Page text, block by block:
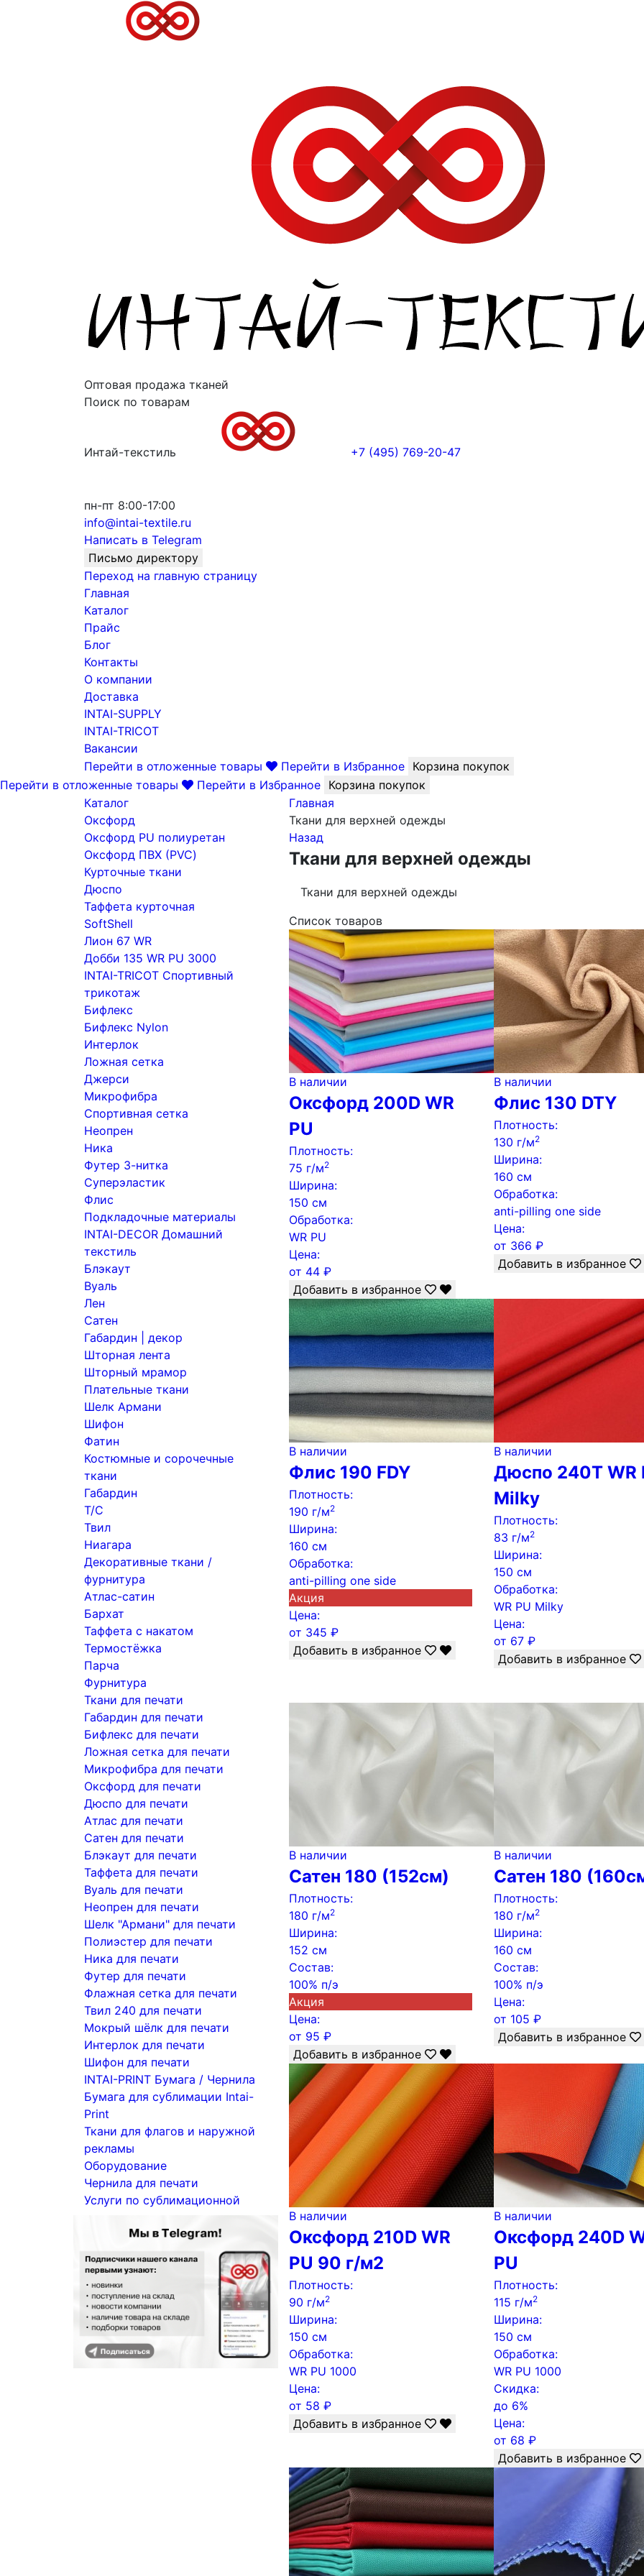
Оптовая продажа тканей
Поиск по товарам
Интай-текстиль +7 (495) 769-20-47
пн-пт 8:00-17:00
info@intai-textile.ru
Написать в Telegram
Письмо директору
Переход на главную страницу
Главная
Каталог
Прайс
Блог
Контакты
О компании
Доставка
INTAI-SUPPLY
INTAI-TRICOT
Вакансии
Перейти в отложенные товары
Перейти в Избранное Корзина покупок
Перейти в отложенные товары
Перейти в Избранное Корзина покупок
Каталог
Оксфорд
Оксфорд PU полиуретан
Оксфорд ПВХ (PVC)
Курточные ткани
Дюспо
Таффета курточная
SoftShell
Лион 67 WR
Добби 135 WR PU 3000
INTAI-TRICOT Спортивный
трикотаж
Бифлекс
Бифлекс Nylon
Интерлок
Ложная сетка
Джерси
Микрофибра
Спортивная сетка
Неопрен
Ника
Футер 3-нитка
Суперэластик
Флис
Подкладочные материалы
INTAI-DECOR Домашний
текстиль
Блэкаут
Вуаль
Лен
Сатен
Габардин | декор
Шторная лента
Шторный мрамор
Плательные ткани
Шелк Армани
Шифон
Фатин
Костюмные и сорочечные
ткани
Габардин
Т/С
Твил
Ниагара
Декоративные ткани /
фурнитура
Атлас-сатин
Бархат
Таффета с накатом
Термостёжка
Парча
Фурнитура
Ткани для печати
Габардин для печати
Бифлекс для печати
Ложная сетка для печати
Микрофибра для печати
Оксфорд для печати
Дюспо для печати
Атлас для печати
Сатен для печати
Блэкаут для печати
Таффета для печати
Вуаль для печати
Неопрен для печати
Шелк "Армани" для печати
Полиэстер для печати
Ника для печати
Футер для печати
Флажная сетка для печати
Твил 240 для печати
Мокрый шёлк для печати
Интерлок для печати
Шифон для печати
INTAI-PRINT Бумага / Чернила
Бумага для сублимации Intai-
Print
Ткани для флагов и наружной
рекламы
Оборудование
Чернила для печати
Услуги по сублимационной
Главная
Ткани для верхней одежды
Назад
Ткани для верхней одежды
Ткани для верхней одежды
Список товаров
В наличии
Оксфорд 200D WR
PU
Плотность:
75 г/м2
Ширина:
150 см
Обработка:
WR PU
Цена:
от 44 ₽
Добавить в избранное
В наличии
Флис 130 DTY
Плотность:
130 г/м2
Ширина:
160 см
Обработка:
anti-pilling one side
Цена:
от 366 ₽
Добавить в избранное
В наличии
Флис 190 FDY
Плотность:
190 г/м2
Ширина:
160 см
Обработка:
anti-pilling one side
Акция
Цена:
от 345 ₽
Добавить в избранное
В наличии
Дюспо 240Т WR
Milky
Плотность:
83 г/м2
Ширина:
150 см
Обработка:
WR PU Milky
Цена:
от 67 ₽
Добавить в избранное
В наличии
Сатен 180 (152см)
Плотность:
180 г/м2
Ширина:
152 см
Состав:
100% п/э
Акция
Цена:
от 95 ₽
Добавить в избранное
В наличии
Сатен 180
Плотность:
180 г/м2
Ширина:
160 см
Состав:
100% п/э
Цена:
от 105 ₽
Добавить в избранное
В наличии
Оксфорд 210D WR
PU 90 г/м2
Плотность:
90 г/м2
Ширина:
150 см
Обработка:
WR PU 1000
Цена:
от 58 ₽
Добавить в избранное
В наличии
Оксфорд 240D
PU
Плотность:
115 г/м2
Ширина:
150 см
Обработка:
WR PU 1000
Скидка:
до 6%
Цена:
от 68 ₽
Добавить в избранное